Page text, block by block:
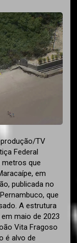
TV
Federal
metros que
em
publicada no
que
A estrutura
maio de 2023
Vita Fragoso
é alvo de